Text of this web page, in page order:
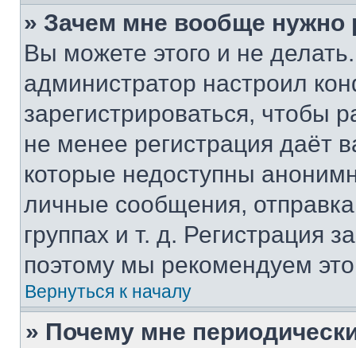
» Зачем мне вообще нужно
Вы можете этого и не
администратор настроил
зарегистрироваться, чтобы
не менее регистрация даёт
которые недоступны
личные сообщения,
группах и т. д. Регистрация
поэтому мы рекомендуем
Вернуться к началу
» Почему мне